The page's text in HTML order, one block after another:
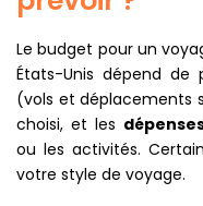
l'observation des
Conseils écologiques
pluviales, estran)
balisés, limitez les
respectez la faune et
vos déchets et à
parcs. Pour les
Le budget pour un
États-Unis dépend de
(vols et déplacements
choisi, et les
ou les activités.
votre style de voyage.